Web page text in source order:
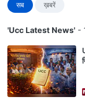
सब ख़बरें
'Ucc Latest News' -